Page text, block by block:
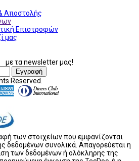
Αποστολής
Επιστροφών
μας
με τα newsletter μας!
Εγγραφή
Reserved.
των στοιχείων που εμφανίζονται
δεδομένων συνολικά. Απαγορεύεται η
των δεδομένων ή ολόκληρης της